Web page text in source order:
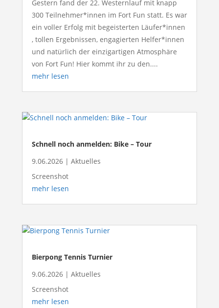
Gestern fand der 22. Westernlauf mit knapp
300 Teilnehmer*innen im Fort Fun statt. Es war
ein voller Erfolg mit begeisterten Läufer*innen
, tollen Ergebnissen, engagierten Helfer*innen
und natürlich der einzigartigen Atmosphäre
von Fort Fun! Hier kommt ihr zu den....
mehr lesen
Schnell noch anmelden: Bike – Tour
9.06.2026| Aktuelles
Screenshot
mehr lesen
Bierpong Tennis Turnier
9.06.2026| Aktuelles
Screenshot
mehr lesen